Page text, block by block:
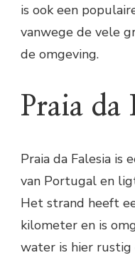
is ook een
vanwege de vele
de omgeving.
Praia da
Praia da Falesia is
van Portugal en
Het strand heeft
kilometer en is
water is hier rustig